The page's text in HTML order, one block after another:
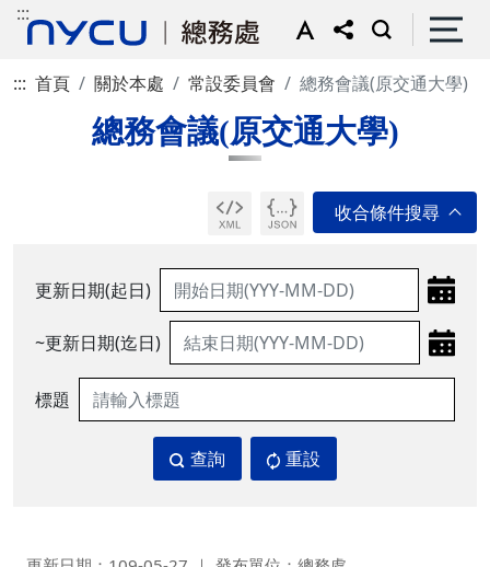
:::
::: 首頁 關於本處 常設委員會 總務會議(原交通大學)
總務會議(原交通大學)
更新日期(起日)
~更新日期(迄日)
標題
查詢 重設